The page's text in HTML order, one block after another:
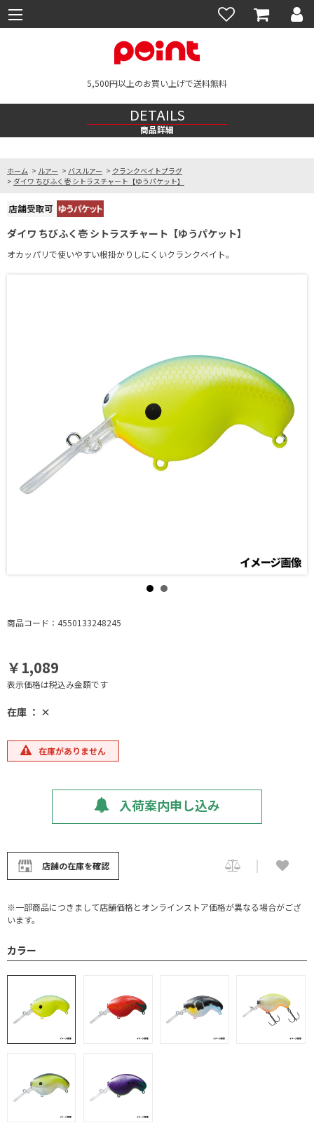
5,500円以上のお買い上げで送料無料
DETAILS
商品詳細
ホーム > ルアー > バスルアー > クランクベイトプラグ
> ダイワ ちびふく壱 シトラスチャート【ゆうパケット】
ダイワ ちびふく壱 シトラスチャート【ゆうパケット】
オカッパリで使いやすい根掛かりしにくいクランクベイト。
商品コード：4550133248245
￥1,089
表示価格は税込み金額です
在庫 ： ×
在庫がありません
入荷案内申し込み
店舗の在庫を確認
※一部商品につきまして店舗価格とオンラインストア価格が異なる場合がござ
います。
カラー